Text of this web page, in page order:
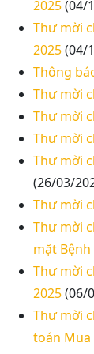
2025(04/
Thư mời
2025(04/
Thông
Thư mời
Thư mời
Thư mời
Thư mời
(26/03/
Thư mời
Thư mời
mặt
Thư mời
2025(06/
Thư mời
toán Mua